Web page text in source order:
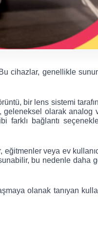
cihazlar, genellikle
bir lens sistemi
geleneksel olarak analog
farklı bağlantı
veya ev
bu nedenle daha
olanak tanıyan